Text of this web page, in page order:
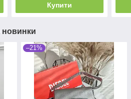
Купити
новинки
–21%